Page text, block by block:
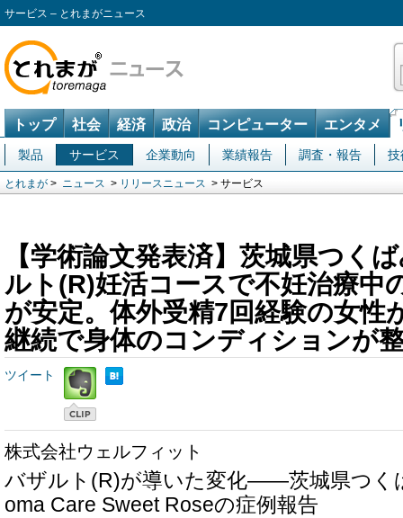
サービス – とれまがニュース
トップ 社会 経済 政治 コンピューター エンタメ
製品 サービス 企業動向 業績報告 調査・報告 技
とれまが > ニュース > リリースニュース > サービス
【学術論文発表済】茨城県つく
ルト(R)妊活コースで不妊治療中
が安定。体外受精7回経験の女性
継続で身体のコンディションが
ツイート
株式会社ウェルフィット
バザルト(R)が導いた変化――茨城県つく
oma Care Sweet Roseの症例報告